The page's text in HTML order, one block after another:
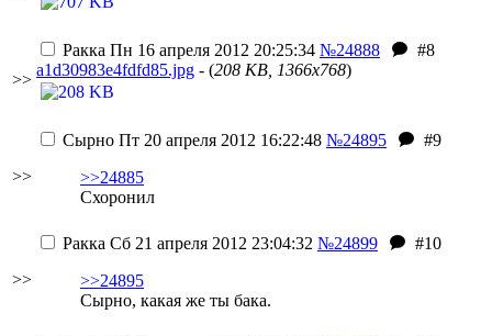
>>
Ракка Пн 16 апреля 2012 20:25:34 №24888
#8
a1d30983e4fdfd85.jpg - (208 KB, 1366x768)
>>
Сырно Пт 20 апреля 2012 16:22:48 №24895
#9
>>24885
Схоронил
>>
Ракка Сб 21 апреля 2012 23:04:32 №24899
#10
>>24895
Сырно, какая же ты бака.